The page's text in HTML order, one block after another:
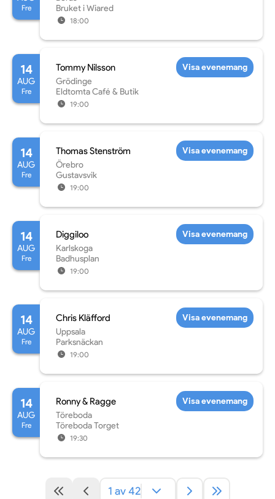
Fre
Bruket i Wiared
18:00
14
AUG
Fre
Tommy Nilsson
Grödinge
Eldtomta Café & Butik
19:00
Visa evenemang
14
AUG
Fre
Thomas Stenström
Örebro
Gustavsvik
19:00
Visa evenemang
14
AUG
Fre
Diggiloo
Karlskoga
Badhusplan
19:00
Visa evenemang
14
AUG
Fre
Chris Kläfford
Uppsala
Parksnäckan
19:00
Visa evenemang
14
AUG
Fre
Ronny & Ragge
Töreboda
Töreboda Torget
19:30
Visa evenemang
1 av 42